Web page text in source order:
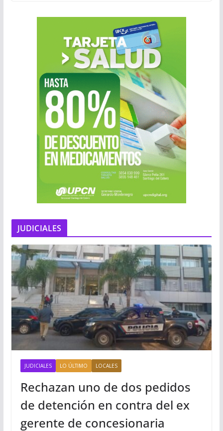
JUDICIALES
JUDICIALES LO ÚLTIMO LOCALES
Rechazan uno de dos pedidos
de detención en contra del ex
gerente de concesionaria